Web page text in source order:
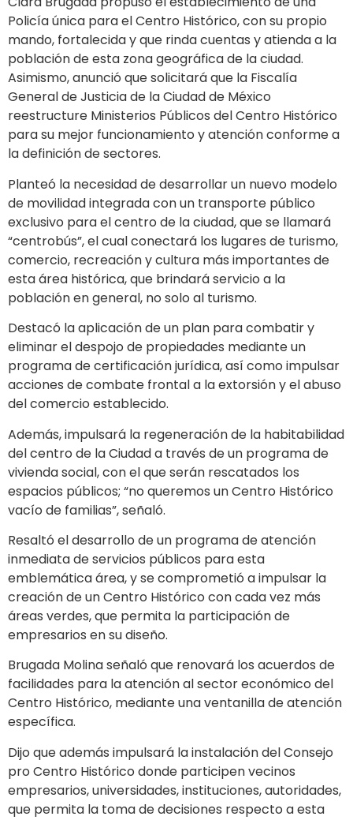
Policía única para el Centro Histórico, con su propio
mando, fortalecida y que rinda cuentas y atienda a la
población de esta zona geográfica de la ciudad.
Asimismo, anunció que solicitará que la Fiscalía
General de Justicia de la Ciudad de México
reestructure Ministerios Públicos del Centro Histórico
para su mejor funcionamiento y atención conforme a
la definición de sectores.
Planteó la necesidad de desarrollar un nuevo modelo
de movilidad integrada con un transporte público
exclusivo para el centro de la ciudad, que se llamará
“centrobús”, el cual conectará los lugares de turismo,
comercio, recreación y cultura más importantes de
esta área histórica, que brindará servicio a la
población en general, no solo al turismo.
Destacó la aplicación de un plan para combatir y
eliminar el despojo de propiedades mediante un
programa de certificación jurídica, así como impulsar
acciones de combate frontal a la extorsión y el abuso
del comercio establecido.
Además, impulsará la regeneración de la habitabilidad
del centro de la Ciudad a través de un programa de
vivienda social, con el que serán rescatados los
espacios públicos; “no queremos un Centro Histórico
vacío de familias”, señaló.
Resaltó el desarrollo de un programa de atención
inmediata de servicios públicos para esta
emblemática área, y se comprometió a impulsar la
creación de un Centro Histórico con cada vez más
áreas verdes, que permita la participación de
empresarios en su diseño.
Brugada Molina señaló que renovará los acuerdos de
facilidades para la atención al sector económico del
Centro Histórico, mediante una ventanilla de atención
específica.
Dijo que además impulsará la instalación del Consejo
pro Centro Histórico donde participen vecinos
empresarios, universidades, instituciones, autoridades,
que permita la toma de decisiones respecto a esta